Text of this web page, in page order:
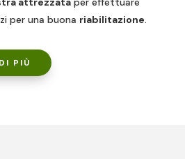
per una buona riabilitazione.
PIÙ